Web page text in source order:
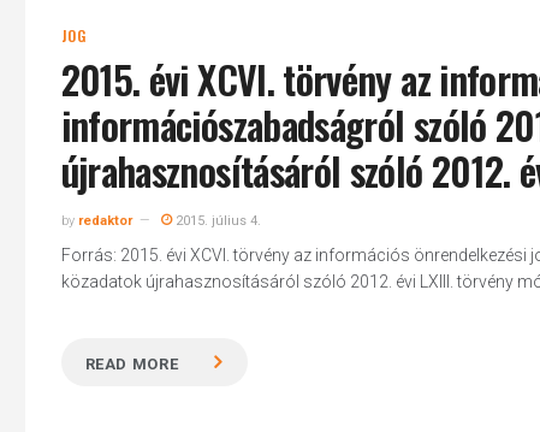
JOG
2015. évi XCVI. törvény az
információszabadságról szóló
újrahasznosításáról szóló 2012.
by redaktor 2015. július 4.
Forrás: 2015. évi XCVI. törvény az információs
közadatok újrahasznosításáról szóló 2012. évi LXIII. törvény
READ MORE